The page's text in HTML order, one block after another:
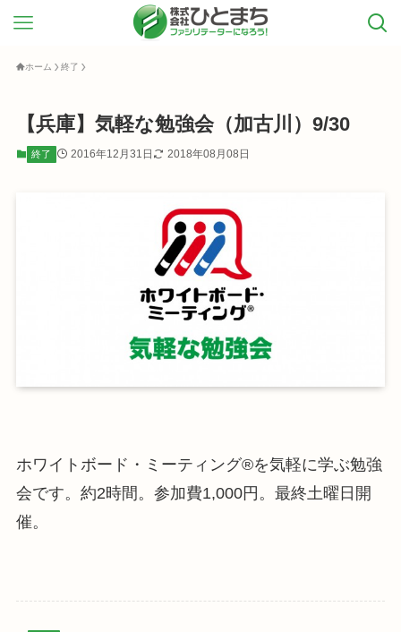
ホーム 終了
【兵庫】気軽な勉強会（加古川）9/30
終了 2016年12月31日 2018年08月08日
ホワイトボード・ミーティング®を気軽に学ぶ勉強
会です。 約2時間。参加費1,000円。最終土曜日開
催。